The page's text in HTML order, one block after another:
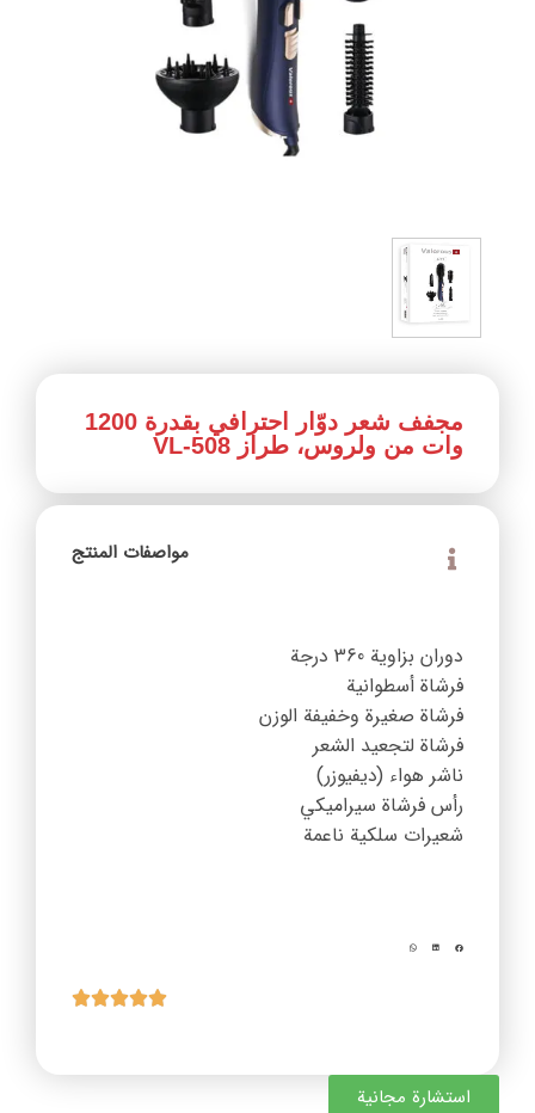
مجفف شعر دوّار احترافي بقدرة ‎1200‎
وات من ولروس، طراز VL-508
مواصفات المنتج
دوران بزاوية ‎360‎ درجة
فرشاة أسطوانية
فرشاة صغيرة وخفيفة الوزن
فرشاة لتجعيد الشعر
ناشر هواء (ديفيوزر)
رأس فرشاة سيراميكي
شعيرات سلكية ناعمة
استشارة مجانية